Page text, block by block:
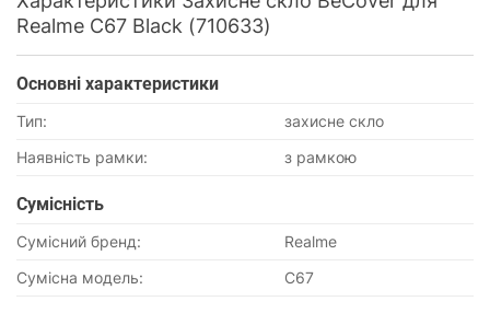
Realme C67 Black (710633)
Основнi характеристики
Тип:
захисне скло
Наявність рамки:
з рамкою
Сумісність
Сумісний бренд:
Realme
Сумісна модель:
C67